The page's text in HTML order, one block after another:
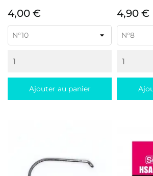
Prix
4,00 €
Ajouter au panier
Prix
4,90 €